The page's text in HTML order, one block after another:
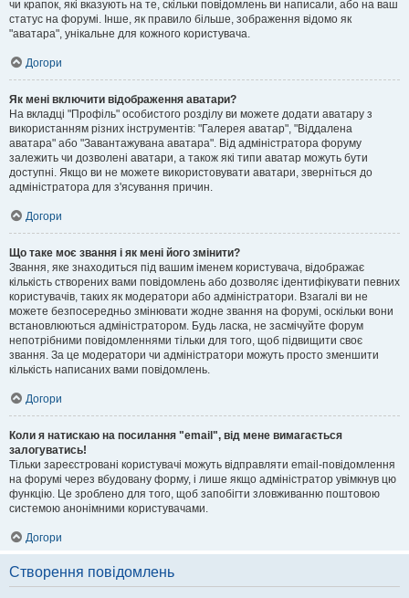
чи крапок, які вказують на те, скільки повідомлень ви написали, або на ваш
статус на форумі. Інше, як правило більше, зображення відомо як
"аватара", унікальне для кожного користувача.
Догори
Як мені включити відображення аватари?
На вкладці "Профіль" особистого розділу ви можете додати аватару з
використанням різних інструментів: "Галерея аватар", "Віддалена
аватара" або "Завантажувана аватара". Від адміністратора форуму
залежить чи дозволені аватари, а також які типи аватар можуть бути
доступні. Якщо ви не можете використовувати аватари, зверніться до
адміністратора для з'ясування причин.
Догори
Що таке моє звання і як мені його змінити?
Звання, яке знаходиться під вашим іменем користувача, відображає
кількість створених вами повідомлень або дозволяє ідентифікувати певних
користувачів, таких як модератори або адміністратори. Взагалі ви не
можете безпосередньо змінювати жодне звання на форумі, оскільки вони
встановлюються адміністратором. Будь ласка, не засмічуйте форум
непотрібними повідомленнями тільки для того, щоб підвищити своє
звання. За це модератори чи адміністратори можуть просто зменшити
кількість написаних вами повідомлень.
Догори
Коли я натискаю на посилання "email", від мене вимагається
залогуватись!
Тільки зареєстровані користувачі можуть відправляти email-повідомлення
на форумі через вбудовану форму, і лише якщо адміністратор увімкнув цю
функцію. Це зроблено для того, щоб запобігти зловживанню поштовою
системою анонімними користувачами.
Догори
Створення повідомлень